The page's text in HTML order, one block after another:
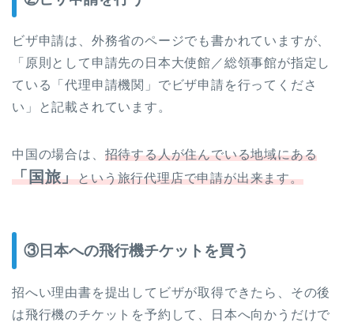
ビザ申請は、外務省のページでも書かれていますが、
「原則として申請先の日本大使館／総領事館が指定し
ている「代理申請機関」でビザ申請を行ってくださ
い」と記載されています。
中国の場合は、 招待する人が住んでいる地域にある
「国旅」という旅行代理店で申請が出来ます。
③日本への飛行機チケットを買う
招へい理由書を提出してビザが取得できたら、その後
は飛行機のチケットを予約して、日本へ向かうだけで